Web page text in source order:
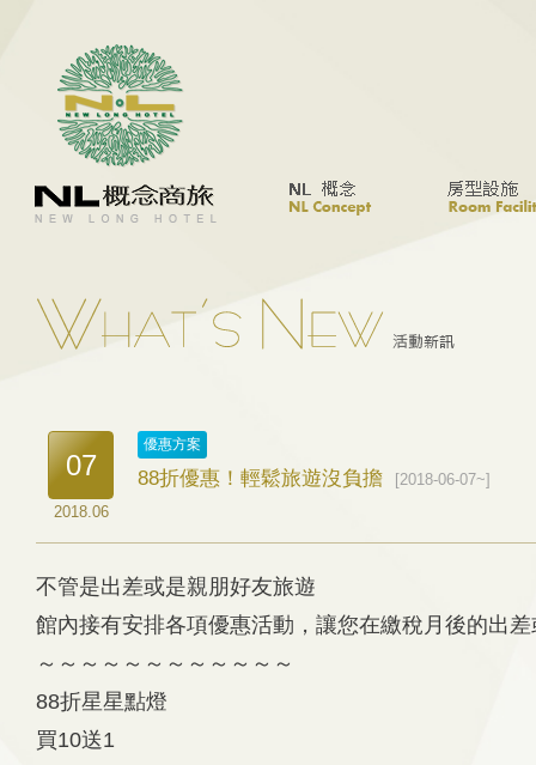
07
2018.06
優惠方案
88折優惠！輕鬆旅遊沒負擔 [2018-06-07~]
不管是出差或是親朋好友旅遊
館內接有安排各項優惠活動，讓您在繳稅月後的出
～～～～～～～～～～～～
88折星星點燈
買10送1